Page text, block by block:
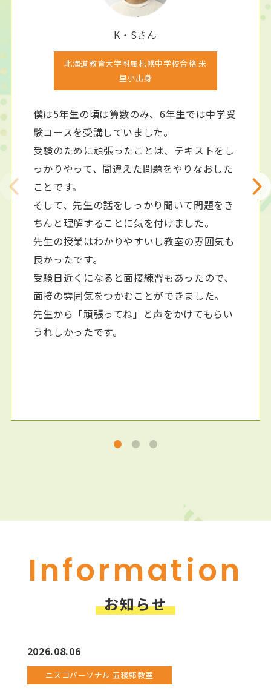
K・Sさん
北海道教育大学附属札幌中学校合格 米
里小出身
僕は5年生の頃は算数のみ、6年生では中学受
験コースを受講していました。
受験のために頑張ったことは、テキストをし
っかりやって、間違えた問題をやりなおした
ことです。
そして、先生の話をしっかり聞いて問題をき
ちんと理解することに気を付けました。
先生の授業はわかりやすいし教室の雰囲気も
良かったです。
受験日近くになると面接練習もあったので、
面接の雰囲気をつかむことができました。
先生から「頑張ってね」と声をかけてもらい
うれしかったです。
Information
お知らせ
2026.08.06
ニスコパーソナル 五稜郭教室